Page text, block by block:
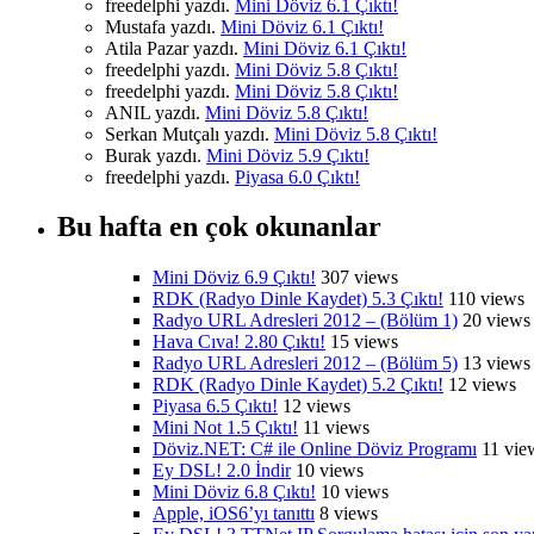
freedelphi yazdı. Mini Döviz 6.1 Çıktı!
Mustafa yazdı. Mini Döviz 6.1 Çıktı!
Atila Pazar yazdı. Mini Döviz 6.1 Çıktı!
freedelphi yazdı. Mini Döviz 5.8 Çıktı!
freedelphi yazdı. Mini Döviz 5.8 Çıktı!
ANIL yazdı. Mini Döviz 5.8 Çıktı!
Serkan Mutçalı yazdı. Mini Döviz 5.8 Çıktı!
Burak yazdı. Mini Döviz 5.9 Çıktı!
freedelphi yazdı. Piyasa 6.0 Çıktı!
Bu hafta en çok okunanlar
Mini Döviz 6.9 Çıktı! 307 views
RDK (Radyo Dinle Kaydet) 5.3 Çıktı! 110 views
Radyo URL Adresleri 2012 – (Bölüm 1) 20 views
Hava Cıva! 2.80 Çıktı! 15 views
Radyo URL Adresleri 2012 – (Bölüm 5) 13 views
RDK (Radyo Dinle Kaydet) 5.2 Çıktı! 12 views
Piyasa 6.5 Çıktı! 12 views
Mini Not 1.5 Çıktı! 11 views
Döviz.NET: C# ile Online Döviz Programı 11
Ey DSL! 2.0 İndir 10 views
Mini Döviz 6.8 Çıktı! 10 views
Apple, iOS6’yı tanıttı 8 views